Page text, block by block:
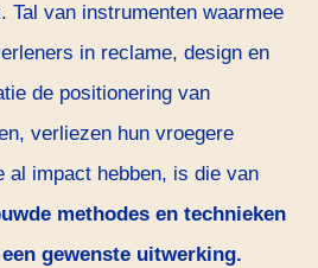
Tal van instrumenten waarmee
in reclame, design en
de positionering van
verliezen hun vroegere
al impact hebben, is die van
methodes en technieken
gewenste uitwerking.